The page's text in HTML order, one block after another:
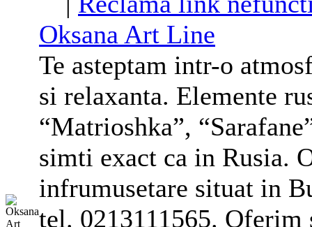
Oksana Art Line
Te asteptam intr-o
si relaxanta. Elemente
“Matrioshka”,
simti exact ca in Rusia.
infrumusetare situat in
tel. 0213111565.